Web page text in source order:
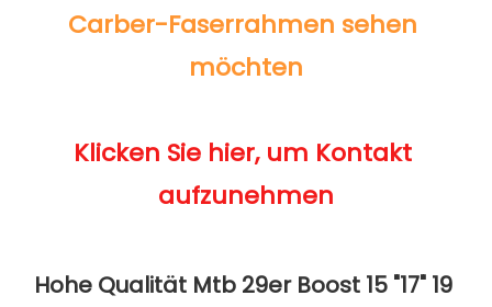
Carber-Faserrahmen sehen
Klicken Sie hier, um Kontakt
Hohe Qualität Mtb 29er Boost 15 "17" 19